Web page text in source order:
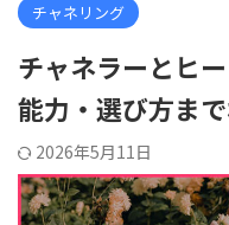
チャネリング
チャネラーとヒ
能力・選び方ま
2026年5月11日